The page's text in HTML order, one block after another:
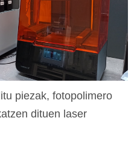
piezak, fotopolimero
dituen laser